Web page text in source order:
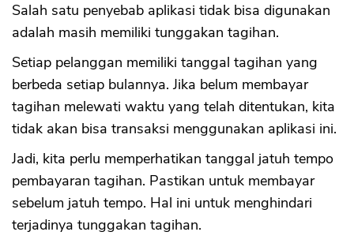
Salah satu penyebab aplikasi tidak bisa digunakan
adalah masih memiliki tunggakan tagihan.
Setiap pelanggan memiliki tanggal tagihan yang
berbeda setiap bulannya. Jika belum membayar
tagihan melewati waktu yang telah ditentukan, kita
tidak akan bisa transaksi menggunakan aplikasi ini.
Jadi, kita perlu memperhatikan tanggal jatuh tempo
pembayaran tagihan. Pastikan untuk membayar
sebelum jatuh tempo. Hal ini untuk menghindari
terjadinya tunggakan tagihan.